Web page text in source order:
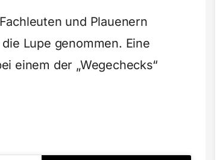
und Plauenern
Lupe genommen. Eine
einem der „Wegechecks“